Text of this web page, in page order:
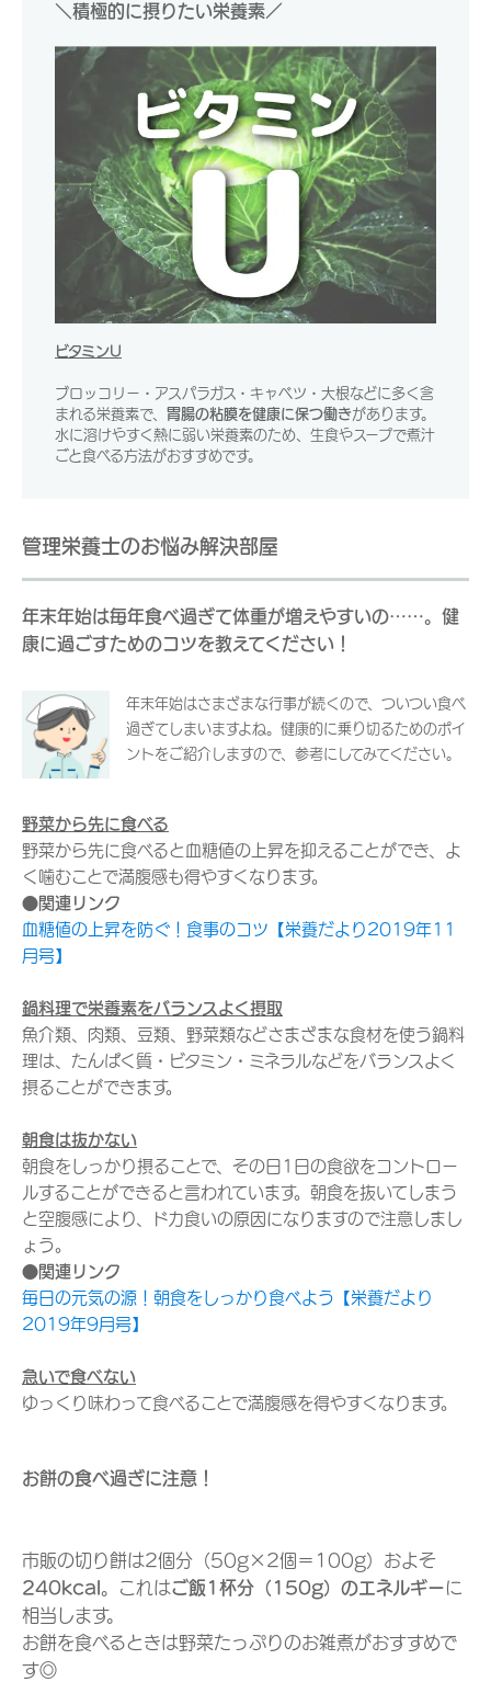
＼積極的に摂りたい栄養素／
ビタミンU
ブロッコリー・アスパラガス・キャベツ・大根などに多く含
まれる栄養素で、 胃腸の粘膜を健康に保つ働きがあります。
水に溶けやすく熱に弱い栄養素のため、生食やスープで煮汁
ごと食べる方法がおすすめです。
管理栄養士のお悩み解決部屋
年末年始は毎年食べ過ぎて体重が増えやすいの……。健
康に過ごすためのコツを教えてください！
年末年始はさまざまな行事が続くので、ついつい食べ
過ぎてしまいますよね。健康的に乗り切るためのポイ
ントをご紹介しますので、参考にしてみてください。
野菜から先に食べる
野菜から先に食べると血糖値の上昇を抑えることができ、よ
く噛むことで満腹感も得やすくなります。
●関連リンク
血糖値の上昇を防ぐ！食事のコツ【栄養だより2019年11
月号】
鍋料理で栄養素をバランスよく摂取
魚介類、肉類、豆類、野菜類などさまざまな食材を使う鍋料
理は、たんぱく質・ビタミン・ミネラルなどをバランスよく
摂ることができます。
朝食は抜かない
朝食をしっかり摂ることで、その日1日の食欲をコントロー
ルすることができると言われています。朝食を抜いてしまう
と空腹感により、ドカ食いの原因になりますので注意しまし
ょう。
●関連リンク
毎日の元気の源！朝食をしっかり食べよう【栄養だより
2019年9月号】
急いで食べない
ゆっくり味わって食べることで満腹感を得やすくなります。
お餅の食べ過ぎに注意！
市販の切り餅は2個分（50g×2個＝100g）およそ
240kcal 。これはご飯1杯分（150g）のエネルギーに
相当します。
お餅を食べるときは野菜たっぷりのお雑煮がおすすめで
す◎